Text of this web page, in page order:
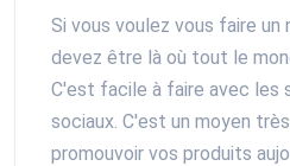
Si vous voulez vous faire un
devez être là où tout le
C'est facile à faire avec les
sociaux. C'est un moyen
promouvoir vos produits